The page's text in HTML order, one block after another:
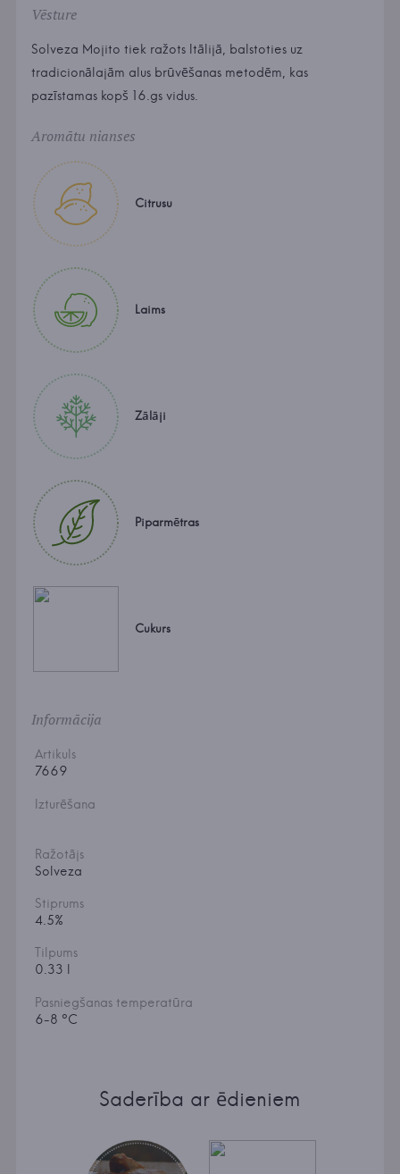
Vēsture
Solveza Mojito tiek ražots Itālijā, balstoties uz
tradicionālajām alus brūvēšanas metodēm, kas
pazīstamas kopš 16.gs vidus.
Aromātu nianses
Citrusu
Laims
Zālāji
Piparmētras
Cukurs
Informācija
Artikuls
7669
Izturēšana
Ražotājs
Solveza
Stiprums
4.5%
Tilpums
0.33 l
Pasniegšanas temperatūra
6-8 °C
Saderība ar ēdieniem